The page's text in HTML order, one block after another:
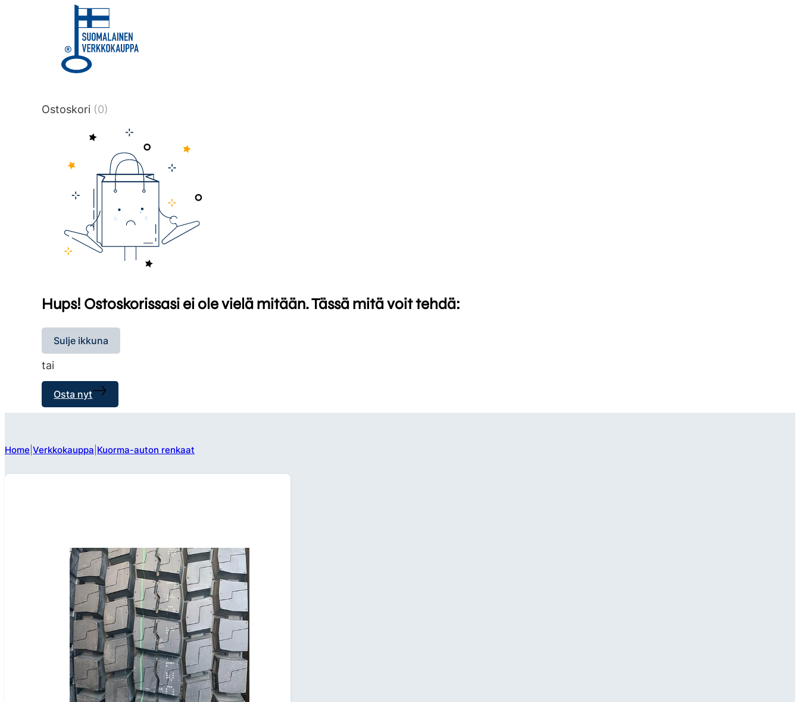
title or content.","post_type":
["product"],"ajax_loader_animation":"ripple","ajax_loader_selector":"#brxe-
tmlmvi","meta_query":
data-original-query-vars="[]" data-page="1" data-max-
Ostoskori (0)
Hups! Ostoskorissasi ei ole vielä mitään. Tässä mitä voit tehdä:
Sulje ikkuna
tai
Osta nyt
Home Verkkokauppa Kuorma-auton renkaat